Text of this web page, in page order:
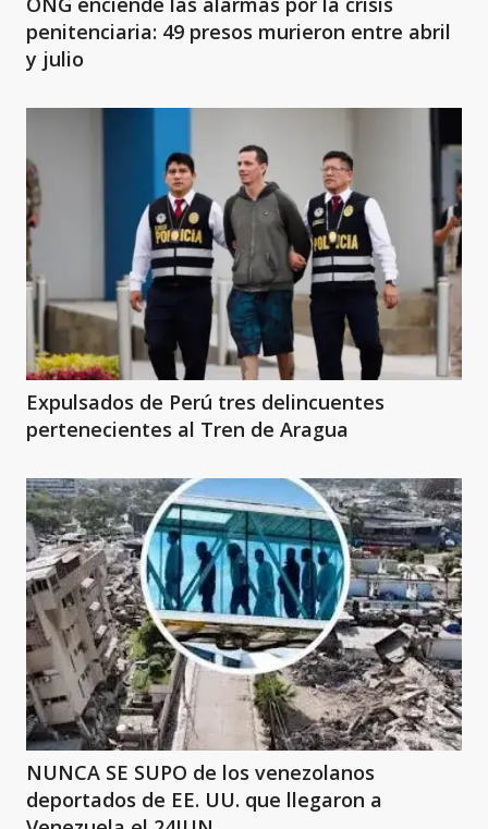
penitenciaria: 49 presos murieron entre abril
y julio
Expulsados de Perú tres delincuentes
pertenecientes al Tren de Aragua
NUNCA SE SUPO de los venezolanos
deportados de EE. UU. que llegaron a